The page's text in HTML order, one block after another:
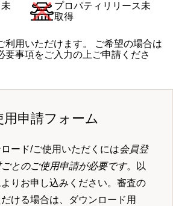
プロパティリリース未
取得
用いただけます。 ご希望の場合は
要事項をご入力の上ご申請くださ
申請フォーム
ード/ご使用いただくには会員登
とのご使用申請が必要です。以
りお申し込みください。審査の
ける場合は、ダウンロード用